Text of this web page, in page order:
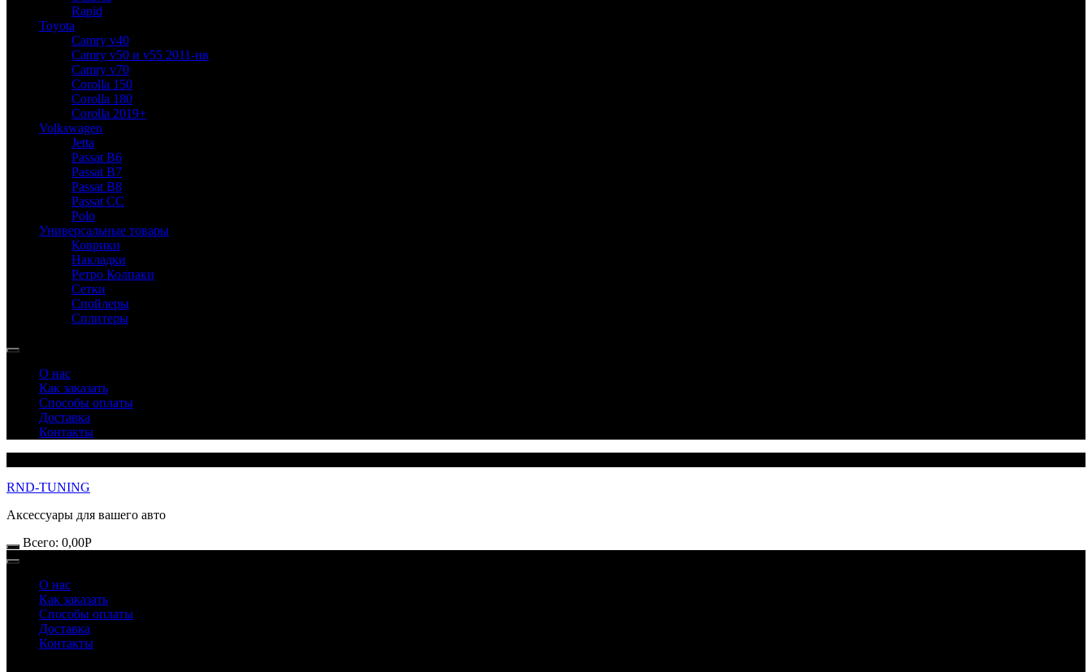
Rapid
Toyota
Camry v40
Camry v50 и v55 2011-нв
Camry v70
Corolla 150
Corolla 180
Corolla 2019+
Volkswagen
Jetta
Passat B6
Passat B7
Passat B8
Passat CC
Polo
Универсальные товары
Коврики
Накладки
Ретро Колпаки
Сетки
Спойлеры
Сплитеры
О нас
Как заказать
Способы оплаты
Доставка
Контакты
RND-TUNING
Аксессуары для вашего авто
Всего: 0,00Р
О нас
Как заказать
Способы оплаты
Доставка
Контакты